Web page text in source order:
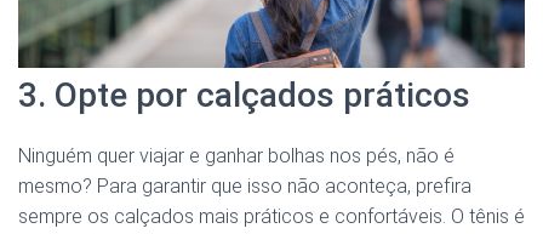
3. Opte por calçados práticos
Ninguém quer viajar e ganhar bolhas nos pés, não é
mesmo? Para garantir que isso não aconteça, prefira
sempre os calçados mais práticos e confortáveis. O tênis é